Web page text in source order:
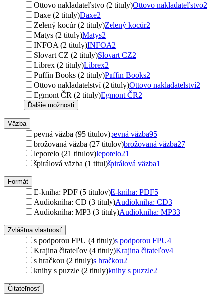
Ottovo nakladateľstvo (2 tituly)Ottovo nakladateľstvo2
Daxe (2 tituly)Daxe2
Zelený kocúr (2 tituly)Zelený kocúr2
Matys (2 tituly)Matys2
INFOA (2 tituly)INFOA2
Slovart CZ (2 tituly)Slovart CZ2
Librex (2 tituly)Librex2
Puffin Books (2 tituly)Puffin Books2
Ottovo nakladatelství (2 tituly)Ottovo nakladatelství2
Egmont ČR (2 tituly)Egmont ČR2
Ďalšie možnosti
Väzba
pevná väzba (95 titulov)pevná väzba95
brožovaná väzba (27 titulov)brožovaná väzba27
leporelo (21 titulov)leporelo21
špirálová väzba (1 titul)špirálová väzba1
Formát
E-kniha: PDF (5 titulov)E-kniha: PDF5
Audiokniha: CD (3 tituly)Audiokniha: CD3
Audiokniha: MP3 (3 tituly)Audiokniha: MP33
Zvláštna vlastnosť
s podporou FPU (4 tituly)s podporou FPU4
Krajina čitateľov (4 tituly)Krajina čitateľov4
s hračkou (2 tituly)s hračkou2
knihy s puzzle (2 tituly)knihy s puzzle2
Čitateľnosť